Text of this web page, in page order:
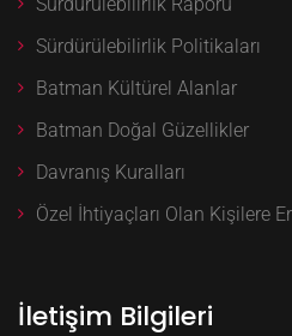
Sürdürülebilirlik Politikaları
Batman Kültürel Alanlar
Batman Doğal Güzellikler
Davranış Kuralları
Özel İhtiyaçları Olan Kişilere
İletişim Bilgileri